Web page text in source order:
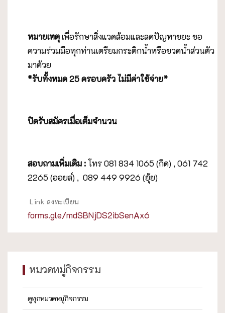
หมายเหตุเพื่อรักษาสิ่งแวดล้อมและลดปัญหาขยะ ขอ
ความร่วมมือทุกท่านเตรียมกระติกน้ำหรือขวดน้ำส่วนตัว
มาด้วย
*รับทั้งหมด 25 ครอบครัว ไม่มีค่าใช้จ่าย*
ปิดรับสมัครเมื่อเต็มจำนวน
สอบถามเพิ่มเติม :โทร 081 834 1065 (กิด) , 061 742
2265 (ออยล์) , 089 449 9926 (ยุ้ย)
Link ลงทะเบียน
forms.gle/mdSBNjDS2ibSenAx6
หมวดหมู่กิจกรรม
ดูทุกหมวดหมู่กิจกรรม